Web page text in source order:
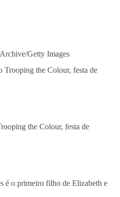
Getty Images
the Colour, festa de